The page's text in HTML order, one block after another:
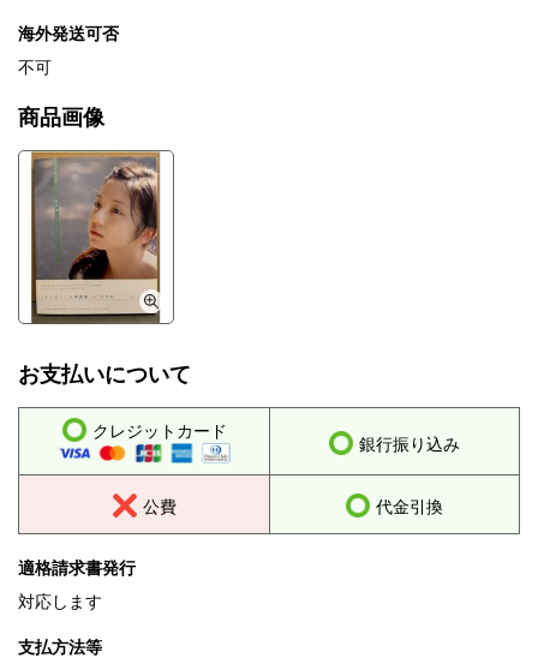
海外発送可否
不可
商品画像
お支払いについて
クレジットカード
銀行振り込み
公費 代金引換
適格請求書発行
対応します
支払方法等